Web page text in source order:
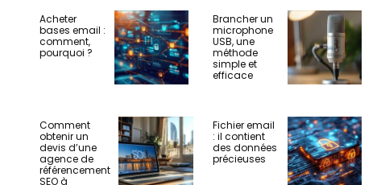
Acheter
bases email :
comment,
pourquoi ?
Brancher un
microphone
USB, une
méthode
simple et
efficace
Comment
obtenir un
devis d’une
agence de
référencement
SEO à
Fichier email
: il contient
des données
précieuses